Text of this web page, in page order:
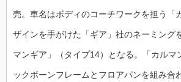
売。車名はボディのコーチワークを担う「
ザインを手がけた「ギア」社のネーミング
マンギア」（タイプ14）となる。「カルマ
ックボーンフレームとフロアパンを組み合